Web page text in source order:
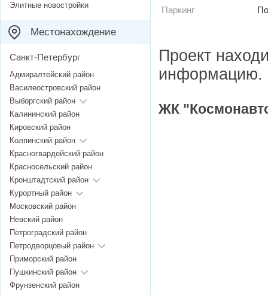
Паркинг
Проект
информацию.
ЖК
Элитные новостройки
Местонахождение
Санкт-Петербург
Адмиралтейский район
Василеостровский район
Выборгский район
Калининский район
Кировский район
Колпинский район
Красногвардейский район
Красносельский район
Кронштадтский район
Курортный район
Московский район
Невский район
Петроградский район
Петродворцовый район
Приморский район
Пушкинский район
Фрунзенский район